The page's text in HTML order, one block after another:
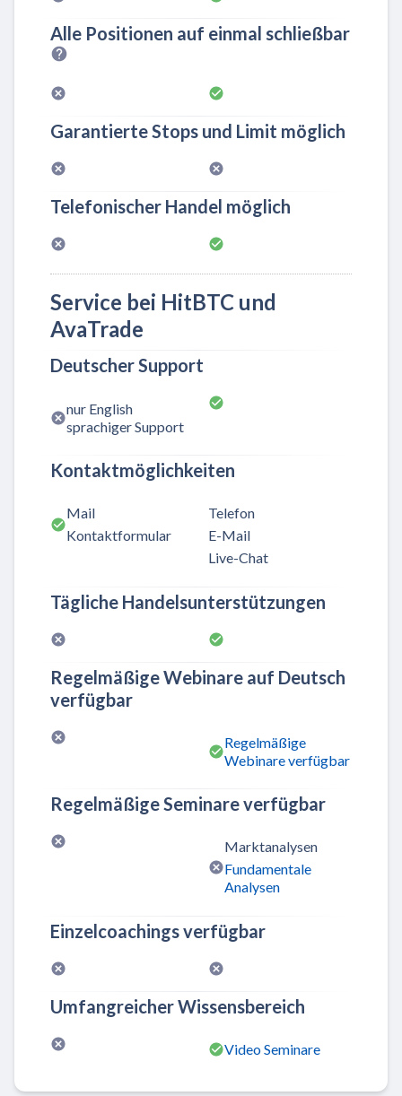
Alle Positionen auf einmal schließbar
Garantierte Stops und Limit möglich
Telefonischer Handel möglich
Service bei HitBTC und
AvaTrade
Deutscher Support
nur English
sprachiger Support
Kontaktmöglichkeiten
Mail
Kontaktformular
Telefon
E-Mail
Live-Chat
Tägliche Handelsunterstützungen
Regelmäßige Webinare auf Deutsch
verfügbar
Regelmäßige
Webinare verfügbar
Regelmäßige Seminare verfügbar
Marktanalysen
Fundamentale
Analysen
Einzelcoachings verfügbar
Umfangreicher Wissensbereich
Video Seminare